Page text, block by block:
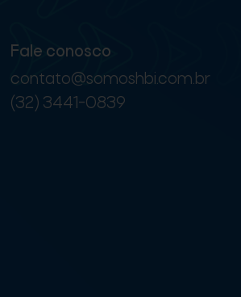
Fale conosco
contato@somoshbi.com.br
(32) 3441-0839